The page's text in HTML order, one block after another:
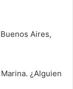
Buenos Aires,